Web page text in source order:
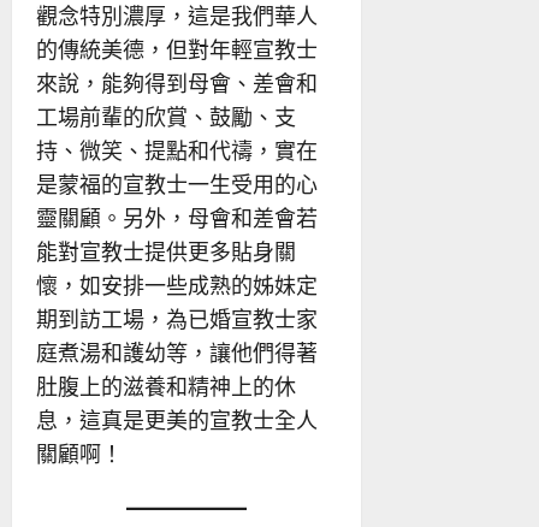
觀念特別濃厚，這是我們華人
的傳統美德，但對年輕宣教士
來說，能夠得到母會、差會和
工場前輩的欣賞、鼓勵、支
持、微笑、提點和代禱，實在
是蒙福的宣教士一生受用的心
靈關顧。另外，母會和差會若
能對宣教士提供更多貼身關
懷，如安排一些成熟的姊妹定
期到訪工場，為已婚宣教士家
庭煮湯和護幼等，讓他們得著
肚腹上的滋養和精神上的休
息，這真是更美的宣教士全人
關顧啊！